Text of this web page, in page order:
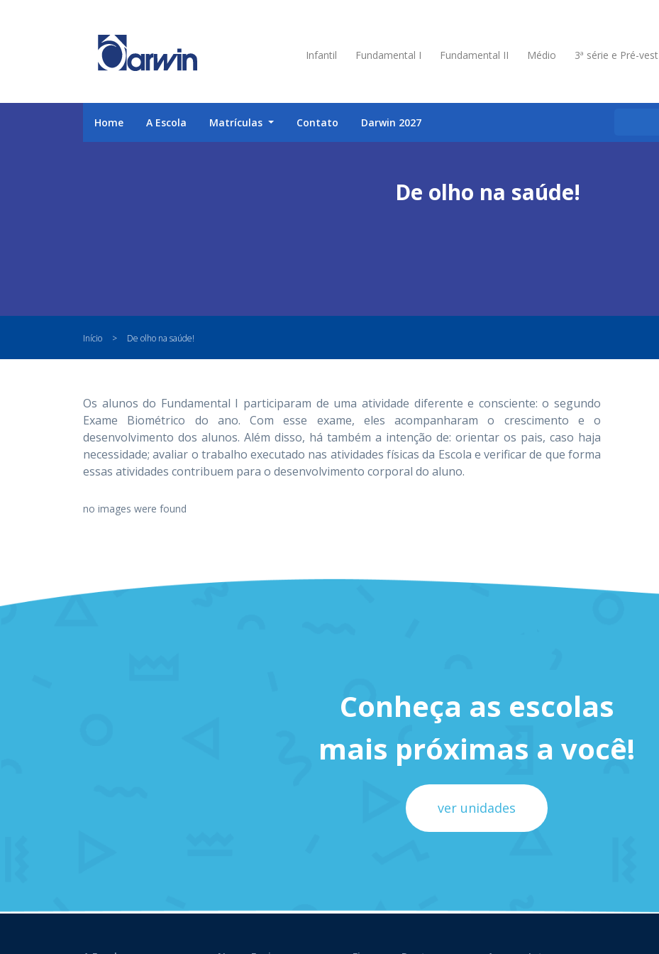
Infantil Fundamental I Fundamental II Médio 3ª série e Pré-vest
Home A Escola Matrículas Contato Darwin 2027
De olho na saúde!
Início > De olho na saúde!
Os alunos do Fundamental I participaram de uma atividade diferente e consciente: o segundo
Exame Biométrico do ano. Com esse exame, eles acompanharam o crescimento e o
desenvolvimento dos alunos. Além disso, há também a intenção de: orientar os pais, caso haja
necessidade; avaliar o trabalho executado nas atividades físicas da Escola e verificar de que forma
essas atividades contribuem para o desenvolvimento corporal do aluno.
no images were found
Conheça as escolas
mais próximas a você!
ver unidades